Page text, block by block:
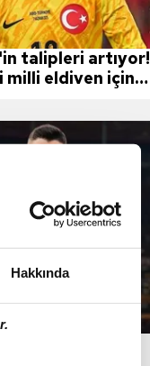
Hakkında
talipleri artıyor!
milli eldiven için